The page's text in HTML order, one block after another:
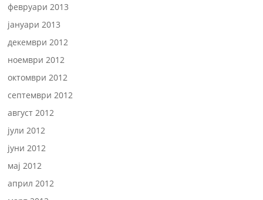
февруари 2013
јануари 2013
декември 2012
ноември 2012
октомври 2012
септември 2012
август 2012
јули 2012
јуни 2012
мај 2012
април 2012